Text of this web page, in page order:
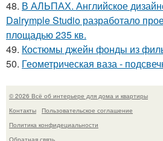
48. В АЛЬПАХ. Английское
Dalrymple Studio разработало
площадью 235 кв.
49. Костюмы джейн фонды из
50. Геометрическая ваза -
© 2026 Всё об интерьере для дома и квартиры
Контакты
Пользовательское соглашение
Политика конфидециальности
Обратная связь